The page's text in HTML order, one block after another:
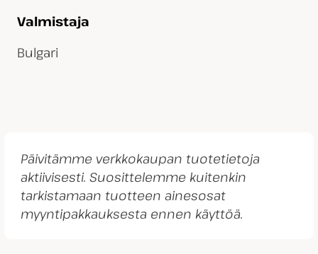
Valmistaja
Bulgari
Päivitämme verkkokaupan tuotetietoja
aktiivisesti. Suosittelemme kuitenkin
tarkistamaan tuotteen ainesosat
myyntipakkauksesta ennen käyttöä.